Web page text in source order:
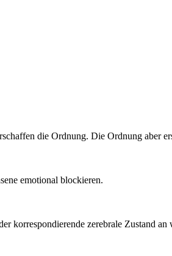
die Ordnung. Die Ordnung aber
emotional blockieren.
korrespondierende zerebrale Zustand